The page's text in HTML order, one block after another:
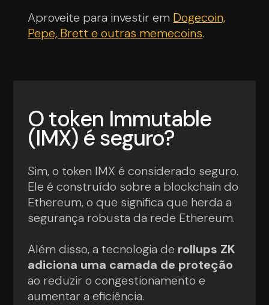
Aproveite para investir em Dogecoin,
Pepe, Brett e outras memecoins.
O token Immutable
(IMX) é seguro?
Sim, o token IMX é considerado seguro.
Ele é construído sobre a blockchain do
Ethereum, o que significa que herda a
segurança robusta da rede Ethereum.
Além disso, a tecnologia de rollups ZK
adiciona uma camada de proteção
ao reduzir o congestionamento e
aumentar a eficiência.